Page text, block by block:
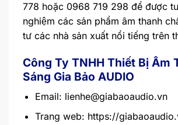
778 hoặc 0968 719 298 để được
nghiệm các sản phẩm âm thanh
tư các nhà sản xuất nổi tiếng trên
Công Ty TNHH Thiết Bị Âm
Sáng Gia Bảo AUDIO
Email: lienhe@giabaoaudio.vn
Trang web: https://